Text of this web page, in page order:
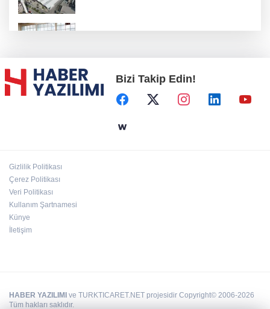
Başkent'in göletlerinde temizlik ve bakım
sürüyor
Bizi Takip Edin!
Gizlilik Politikası
Çerez Politikası
Veri Politikası
Kullanım Şartnamesi
Künye
İletişim
HABER YAZILIMI ve TURKTICARET.NET projesidir Copyright© 2006-2026
Tüm hakları saklıdır.